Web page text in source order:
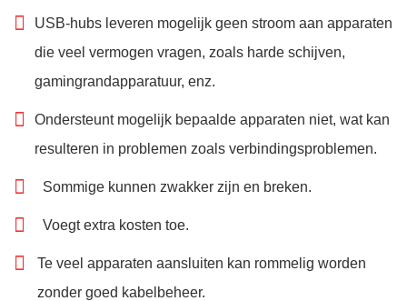
USB-hubs leveren mogelijk geen stroom aan apparaten
die veel vermogen vragen, zoals harde schijven,
gamingrandapparatuur, enz.
Ondersteunt mogelijk bepaalde apparaten niet, wat kan
resulteren in problemen zoals verbindingsproblemen.
Sommige kunnen zwakker zijn en breken.
Voegt extra kosten toe.
Te veel apparaten aansluiten kan rommelig worden
zonder goed kabelbeheer.